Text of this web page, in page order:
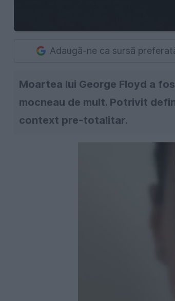
Adaugă-ne ca sursă
Moartea lui George Floyd a
mocneau de mult. Potrivit
context pre-totalitar.